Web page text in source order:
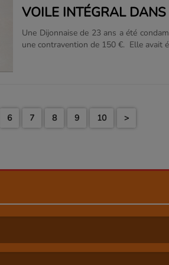
VOILE INTÉGRAL
Une Dijonnaise de 23 ans a été
une contravention de 150 €. Elle avait
6 7 8 9 10 >